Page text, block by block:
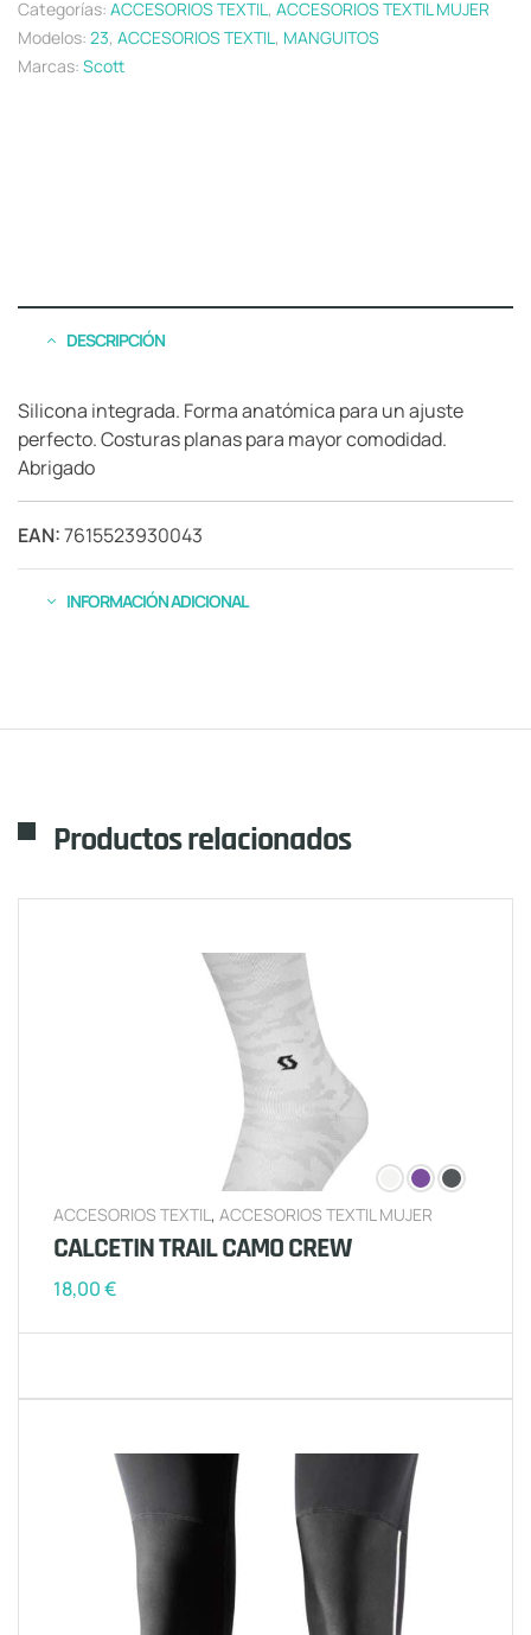
Categorías: ACCESORIOS TEXTIL , ACCESORIOS TEXTIL MUJER
Modelos: 23, ACCESORIOS TEXTIL , MANGUITOS
Marcas: Scott
DESCRIPCIÓN
Silicona integrada. Forma anatómica para un ajuste
perfecto. Costuras planas para mayor comodidad.
Abrigado
EAN:7615523930043
INFORMACIÓN ADICIONAL
Productos relacionados
ACCESORIOS TEXTIL, ACCESORIOS TEXTIL MUJER
CALCETIN TRAIL CAMO CREW
18,00€